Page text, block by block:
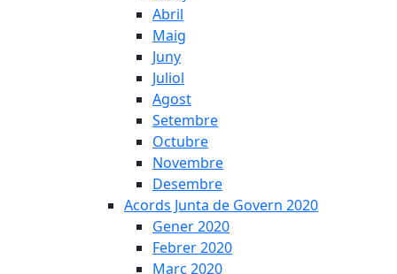
Abril
Maig
Juny
Juliol
Agost
Setembre
Octubre
Novembre
Desembre
Acords Junta de Govern 2020
Gener 2020
Febrer 2020
Març 2020